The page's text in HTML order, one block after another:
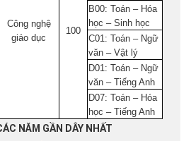
Công nghệ
giáo dục
100
B00: Toán – Hóa
học – Sinh học
C01: Toán – Ngữ
văn – Vật lý
D01: Toán – Ngữ
văn – Tiếng Anh
D07: Toán – Hóa
học – Tiếng Anh
NĂM GẦN DÂY NHẤT